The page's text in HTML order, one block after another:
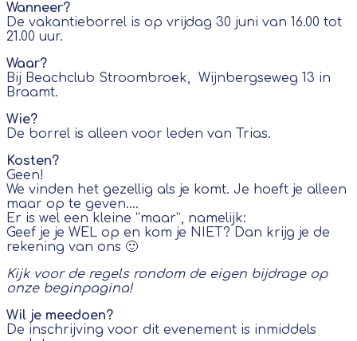
Wanneer?
De vakantieborrel is op vrijdag 30 juni van 16.00 tot
21.00 uur.
Waar?
Bij Beachclub Stroombroek, Wijnbergseweg 13 in
Braamt.
Wie?
De borrel is alleen voor leden van Trias.
Kosten?
Geen!
We vinden het gezellig als je komt. Je hoeft je alleen
maar op te geven….
Er is wel een kleine “maar”, namelijk:
Geef je je WEL op en kom je NIET? Dan krijg je de
rekening van ons 🙂
Kijk voor de regels rondom de eigen bijdrage op
onze beginpagina!
Wil je meedoen?
De inschrijving voor dit evenement is inmiddels